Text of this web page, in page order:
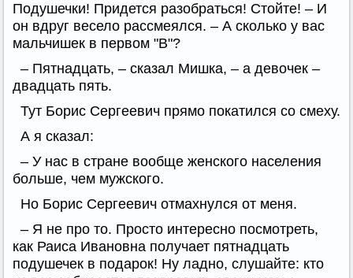
Подушечки! Придется разобраться! Стойте! – И
он вдруг весело рассмеялся. – А сколько у вас
мальчишек в первом "В"?
– Пятнадцать, – сказал Мишка, – а девочек –
двадцать пять.
Тут Борис Сергеевич прямо покатился со смеху.
А я сказал:
– У нас в стране вообще женского населения
больше, чем мужского.
Но Борис Сергеевич отмахнулся от меня.
– Я не про то. Просто интересно посмотреть,
как Раиса Ивановна получает пятнадцать
подушечек в подарок! Ну ладно, слушайте: кто